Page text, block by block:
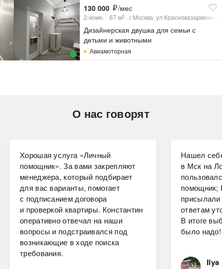
130 000 /мес
2-комн. 67 м2 г Москва, ул
Дизайнерская двушка для семьи с
детьми и животными
Авиамоторная
О нас говорят
Хорошая услуга «Личный
помощник». За вами закрепляют
менеджера, который подбирает
для вас варианты, помогает
с подписанием договора
и проверкой квартиры. Константин
оперативно отвечал на наши
вопросы и подстраивался под
возникающие в ходе поиска
требования.
Нашел
в Мск на
помощник;
ответам
В итоге
было надо!
Ilya